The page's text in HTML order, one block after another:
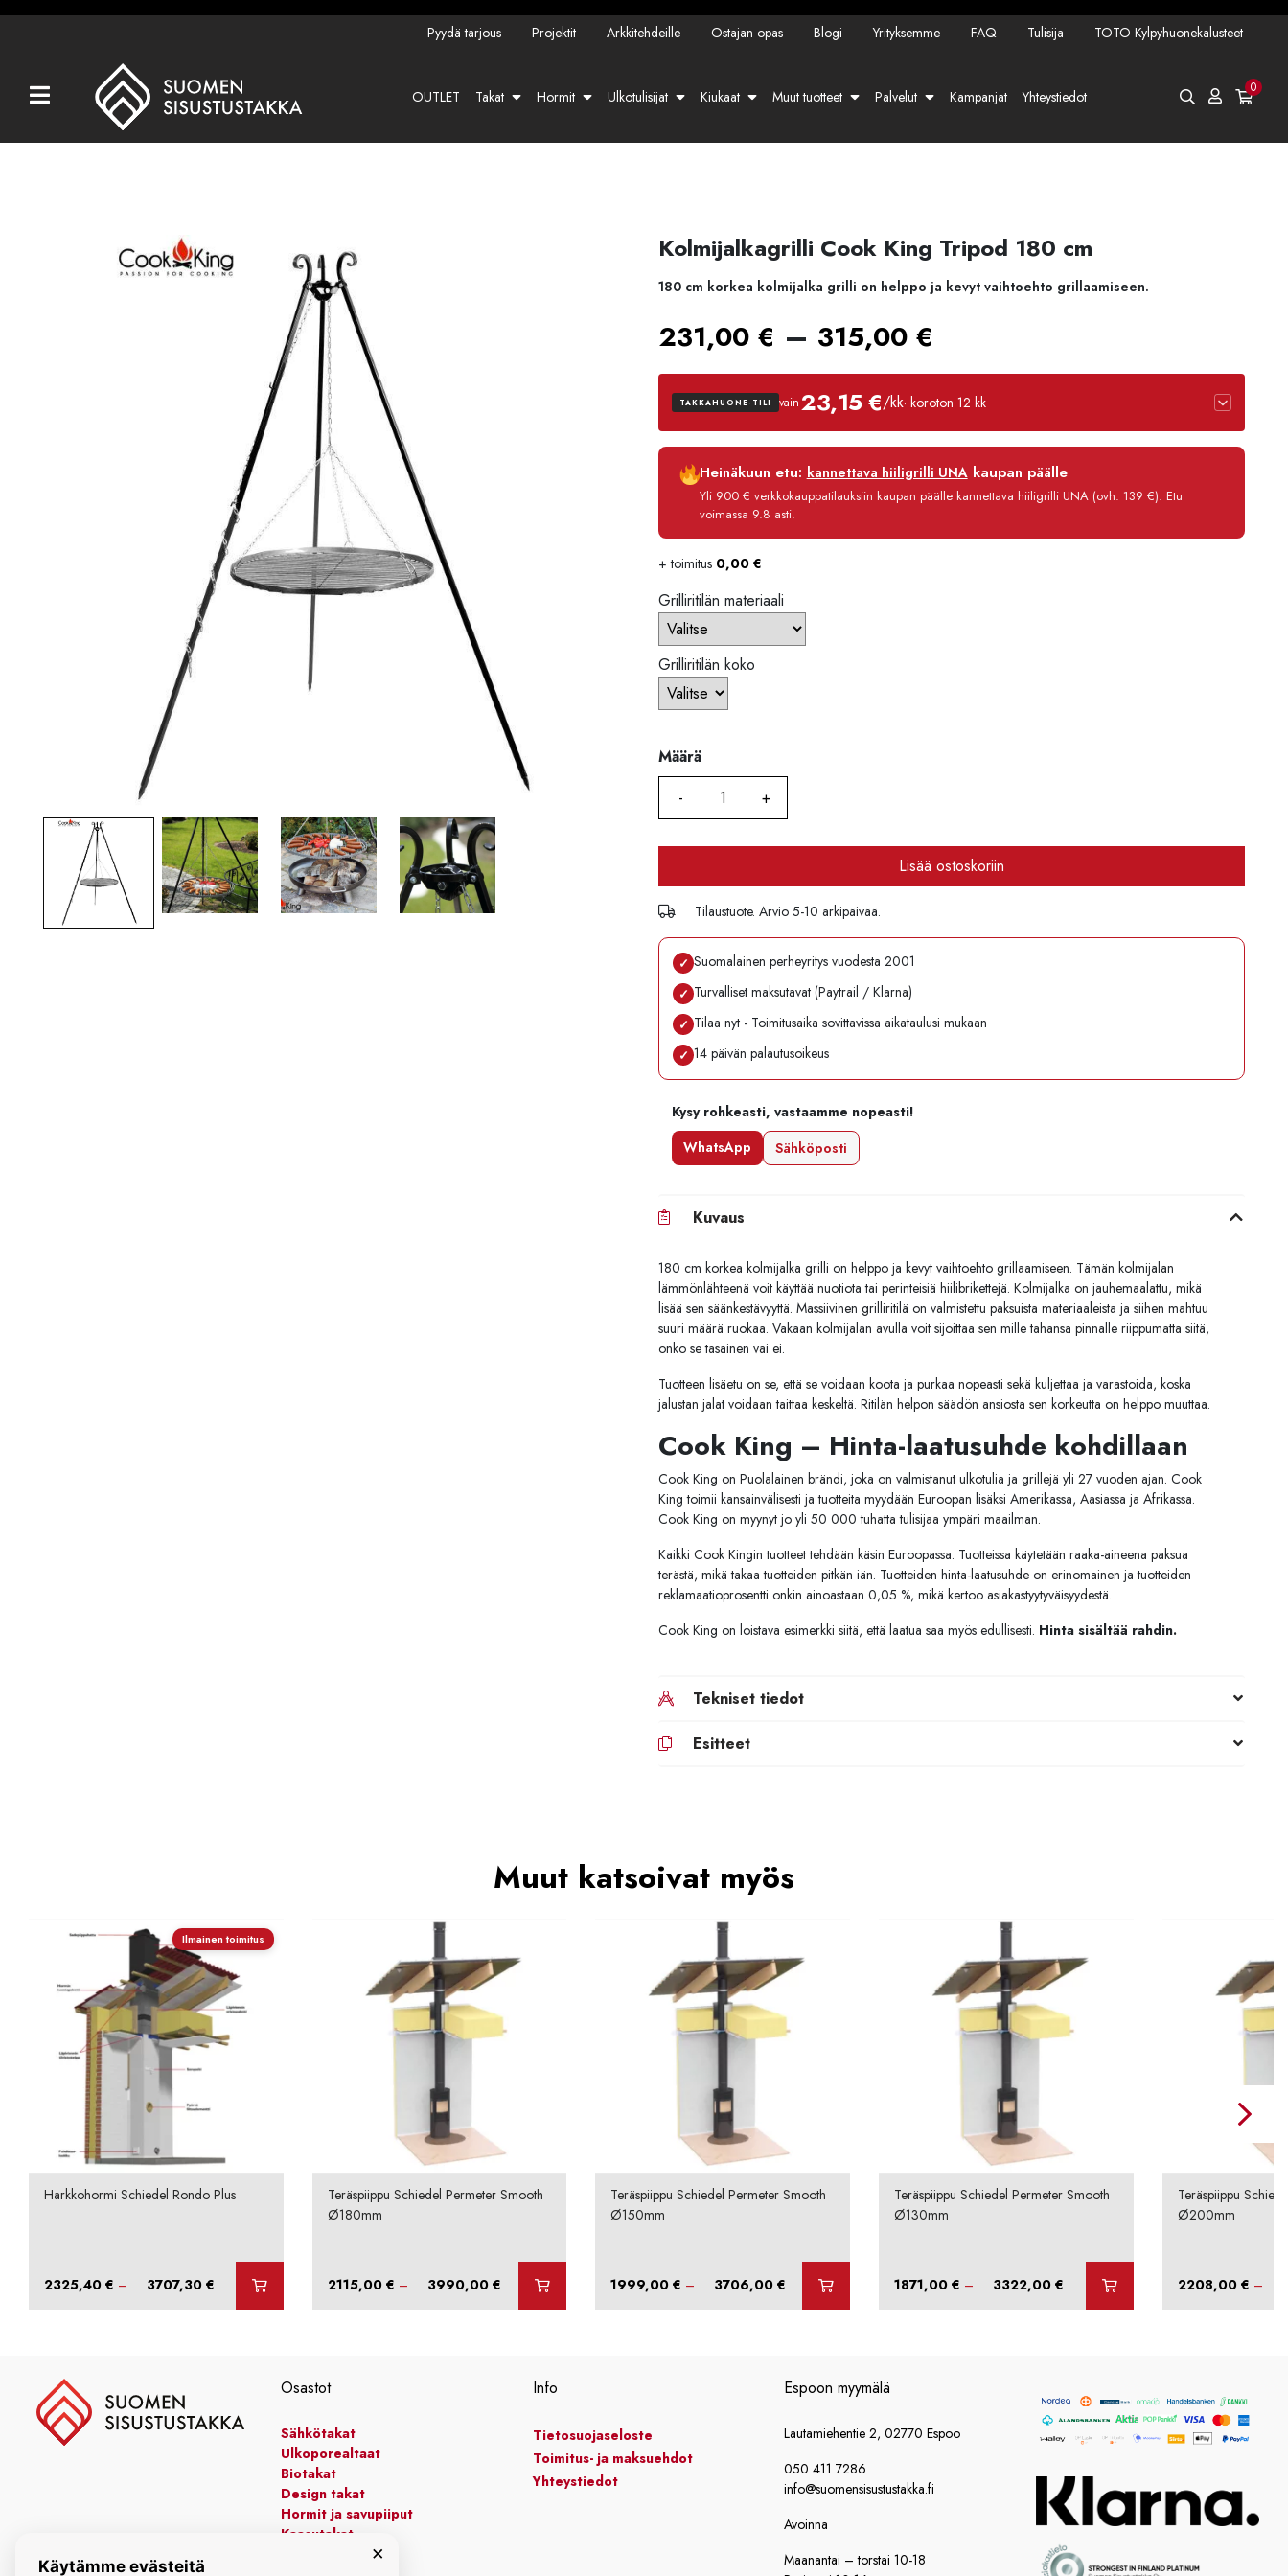
Kaikki tuotteet
FAQ
Kylpyhuonekalusteet
Pyydä tarjous Projektit Arkkitehdeille Ostajan opas Blogi Yrityksemme FAQ Tulisija TOTO Kylpyhuonekalusteet
OUTLET Takat Hormit Ulkotulisijat Kiukaat Muut tuotteet Palvelut Kampanjat Yhteystiedot 0
Kolmijalkagrilli Cook King Tripod 180 cm
180 cm korkea kolmijalka grilli on helppo ja kevyt vaihtoehto grillaamiseen.
231,00 € – 315,00 €
231,00 €
-
315,00 €
TAKKAHUONE-TILI vain23,15 €/kk· koroton 12 kk
Luottoaika
Korko
Käsittelymaksu
Heinäkuun etu: kannettava hiiligrilli UNAkaupan päälle
Yli 900 € verkkokauppatilauksiin kaupan päälle kannettava hiiligrilli UNA (ovh. 139 €). Etu
voimassa 9.8 asti.
+ toimitus 0,00 €
Grilliritilän materiaali
Grilliritilän koko
Määrä
Määrä
Lisää ostoskoriin
Tilaustuote. Arvio 5-10 arkipäivää.
✓ Suomalainen perheyritys vuodesta 2001
✓ Turvalliset maksutavat (Paytrail / Klarna)
✓ Tilaa nyt - Toimitusaika sovittavissa aikataulusi mukaan
✓ 14 päivän palautusoikeus
Kysy rohkeasti, vastaamme nopeasti!
WhatsApp
Sähköposti
Kuvaus
180 cm korkea kolmijalka grilli on helppo ja kevyt vaihtoehto grillaamiseen. Tämän kolmijalan
lämmönlähteenä voit käyttää nuotiota tai perinteisiä hiilibrikettejä. Kolmijalka on jauhemaalattu, mikä
lisää sen säänkestävyyttä. Massiivinen grilliritilä on valmistettu paksuista materiaaleista ja siihen mahtuu
suuri määrä ruokaa. Vakaan kolmijalan avulla voit sijoittaa sen mille tahansa pinnalle riippumatta siitä,
onko se tasainen vai ei.
Tuotteen lisäetu on se, että se voidaan koota ja purkaa nopeasti sekä kuljettaa ja varastoida, koska
jalustan jalat voidaan taittaa keskeltä. Ritilän helpon säädön ansiosta sen korkeutta on helppo muuttaa.
Cook King – Hinta-laatusuhde kohdillaan
Cook King on Puolalainen brändi, joka on valmistanut ulkotulia ja grillejä yli 27 vuoden ajan. Cook
King toimii kansainvälisesti ja tuotteita myydään Euroopan lisäksi Amerikassa, Aasiassa ja Afrikassa.
Cook King on myynyt jo yli 50 000 tuhatta tulisijaa ympäri maailman.
Kaikki Cook Kingin tuotteet tehdään käsin Euroopassa. Tuotteissa käytetään raaka-aineena paksua
terästä, mikä takaa tuotteiden pitkän iän. Tuotteiden hinta-laatusuhde on erinomainen ja tuotteiden
reklamaatioprosentti onkin ainoastaan 0,05 %, mikä kertoo asiakastyytyväisyydestä.
Cook King on loistava esimerkki siitä, että laatua saa myös edullisesti. Hinta sisältää rahdin.
Tekniset tiedot
Esitteet
Muut katsoivat myös
Ilmainen toimitus
Harkkohormi Schiedel Rondo Plus
2325,40 € – 3707,30 € Hintaluokka:
Teräspiippu Schiedel Permeter Smooth
Ø180mm
2115,00 € – 3990,00 €Hintaluokka:
Teräspiippu Schiedel Permeter Smooth
Ø150mm
1999,00€ – 3706,00€ Hintaluokka:
Teräspiippu Schiedel Permeter Smooth
Ø130mm
1871,00 € – 3322,00 €Hintaluokka:
Teräspiippu
Ø200mm
2208,00 € –
Osastot
Sähkötakat
Ulkoporealtaat
Biotakat
Design takat
Hormit ja savupiiput
Kaasutakat
Kiertoilmatakat
Info
Tietosuojaseloste
Toimitus- ja maksuehdot
Yhteystiedot
Espoon myymälä
Lautamiehentie 2, 02770 Espoo
050 411 7286
info@suomensisustustakka.fi
Avoinna
Maanantai – torstai 10-18
×
Käytämme evästeitä